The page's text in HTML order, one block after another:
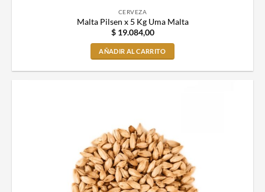
CERVEZA
Malta Pilsen x 5 Kg Uma Malta
$19.084,00
AÑADIR AL CARRITO